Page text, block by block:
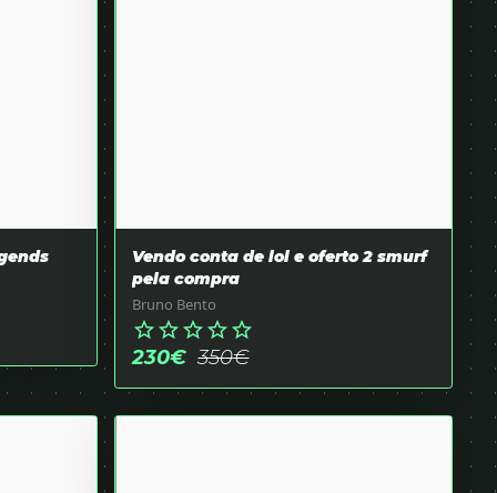
Vendo conta de lol e oferto 2 smurf
pela compra
Bruno Bento
star_borderstar_borderstar_borderstar_borderstar_border
230€ 350€